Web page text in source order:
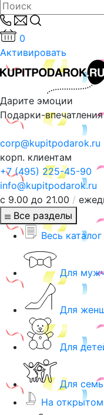
0
Активировать
Дарите эмоции
Подарки-впечатления
corp@kupitpodarok.ru
корп. клиентам
+7 (495) 225-45-90
info@kupitpodarok.ru
с 9.00 до 21.00 /
Все разделы
Весь каталог
Для
Для
Для
Для
На